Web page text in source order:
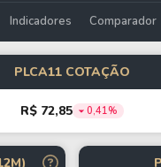
Indicadores Comparador
PLCA11 COTAÇÃO
R$ 72,85 0,41%